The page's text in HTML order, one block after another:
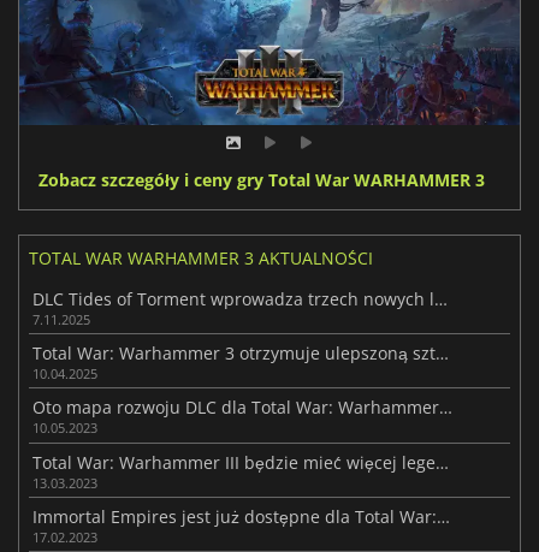
Zobacz szczegóły i ceny gry Total War WARHAMMER 3
TOTAL WAR WARHAMMER 3 AKTUALNOŚCI
DLC Tides of Torment wprowadza trzech nowych lordów do Warhammera III
7.11.2025
Total War: Warhammer 3 otrzymuje ulepszoną sztuczną inteligencję
10.04.2025
Oto mapa rozwoju DLC dla Total War: Warhammer III
10.05.2023
Total War: Warhammer III będzie mieć więcej legendarnych bohaterów
13.03.2023
Immortal Empires jest już dostępne dla Total War: Warhammer III
17.02.2023